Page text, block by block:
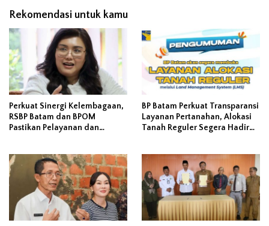
Rekomendasi untuk kamu
Perkuat Sinergi Kelembagaan,
RSBP Batam dan BPOM
Pastikan Pelayanan dan
BP Batam Perkuat Transparansi
Layanan Pertanahan, Alokasi
Tanah Reguler Segera Hadir